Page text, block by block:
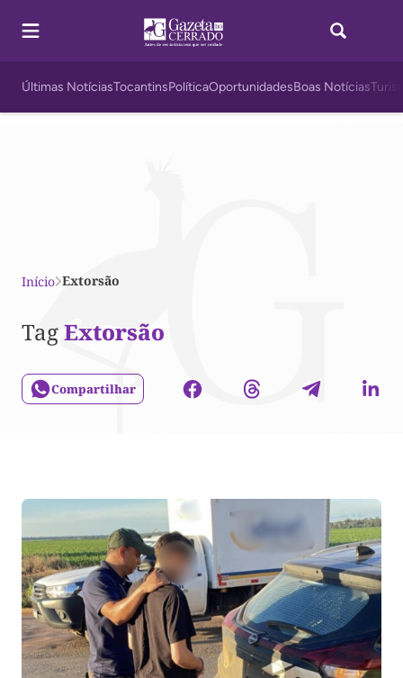
Últimas NotíciasTocantinsPolíticaOportunidadesBoas Notícias
Início Extorsão
TagExtorsão
Compartilhar